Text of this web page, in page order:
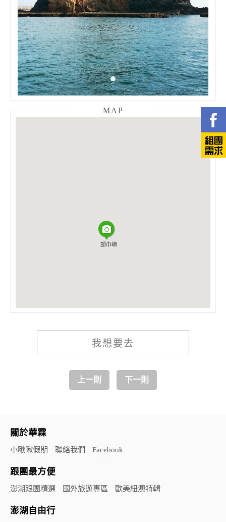
MAP
頭巾嶼
頭巾嶼
我想要去
上一則 下一則
關於華霖
小啾啾假期 聯絡我們 Facebook
跟團最方便
澎湖跟團精選 國外旅遊專區 歐美紐澳特輯
澎湖自由行